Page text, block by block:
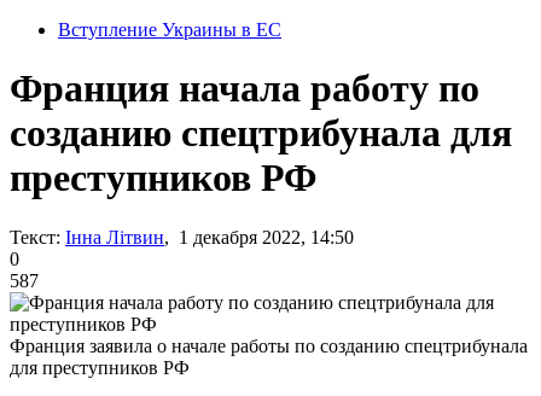
Вступление Украины в ЕС
Франция начала работу по
созданию спецтрибунала для
преступников РФ
Текст: Інна Літвин, 1 декабря 2022, 14:50
0
587
Франция заявила о начале работы по созданию спецтрибунала
для преступников РФ